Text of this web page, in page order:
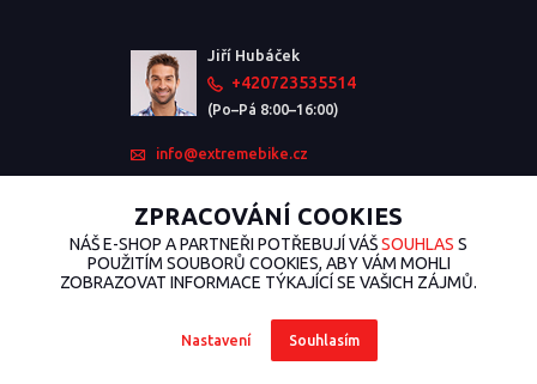
Jiří Hubáček
+420723535514
(Po–Pá 8:00–16:00)
info@extremebike.cz
ZPRACOVÁNÍ COOKIES
NÁŠ E-SHOP A PARTNEŘI POTŘEBUJÍ VÁŠSOUHLAS S
POUŽITÍM SOUBORŮ COOKIES, ABY VÁM MOHLI
ZOBRAZOVAT INFORMACE TÝKAJÍCÍ SE VAŠICH ZÁJMŮ.
Nastavení Souhlasím